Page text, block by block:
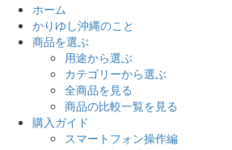
ホーム
かりゆし沖縄のこと
商品を選ぶ
用途から選ぶ
カテゴリーから選ぶ
全商品を見る
商品の比較一覧を見る
購入ガイド
スマートフォン操作編